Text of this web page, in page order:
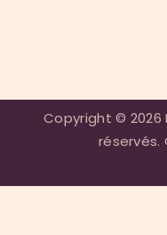
Copyright © 2026
réservés.